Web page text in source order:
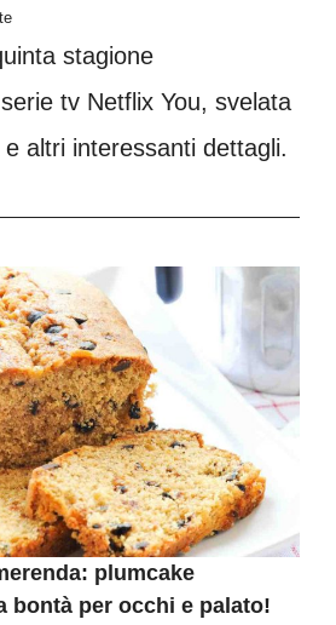
stagione
tv Netflix You, svelata
altri interessanti dettagli.
plumcake
bontà per occhi e palato!